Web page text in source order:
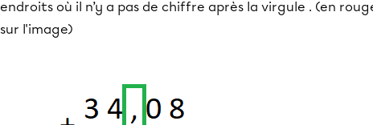
endroits où il n’y a pas de chiffre après la virgule . (en
sur l'image)